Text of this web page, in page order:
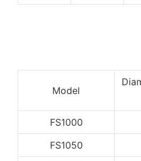
Model
FS1000
FS1050